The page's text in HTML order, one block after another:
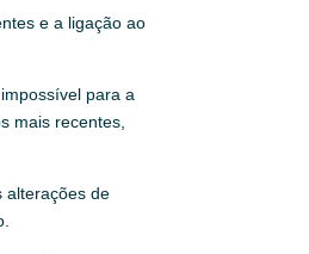
e a ligação ao
para a
mais recentes,
alterações de